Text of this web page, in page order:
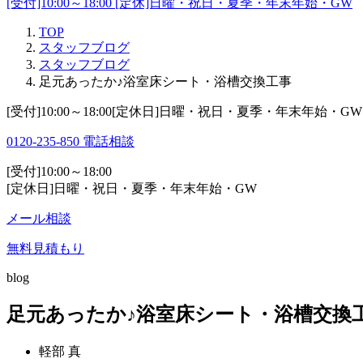
TOP
スタッフブログ
スタッフブログ
足元あったか♪浴室床シート・浴槽交換工事
[受付]10:00～18:00[定休日]日曜・祝日・夏季・年末年始・GW
0120-235-850 電話相談
[受付]10:00～18:00
[定休日]日曜・祝日・夏季・年末年始・GW
メール相談
無料見積もり
blog
足元あったか♪浴室床シート・浴槽交換
軽部 真